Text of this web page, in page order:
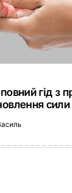
гід з
сили